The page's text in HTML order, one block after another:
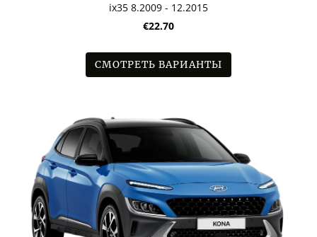
ix35 8.2009 - 12.2015
€22.70
СМОТРЕТЬ ВАРИАНТЫ